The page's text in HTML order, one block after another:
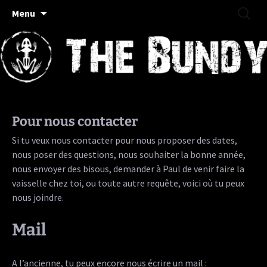
contenu
The Bundy
Rock/Folk/Grungy Haut-Saônois
Menu
Pour nous contacter
Si tu veux nous contacter pour nous proposer des dates,
nous poser des questions, nous souhaiter la bonne année,
nous envoyer des bisous, demander à Paul de venir faire la
vaisselle chez toi, ou toute autre requête, voici où tu peux
nous joindre.
Mail
A l’ancienne, tu peux encore nous écrire un mail :